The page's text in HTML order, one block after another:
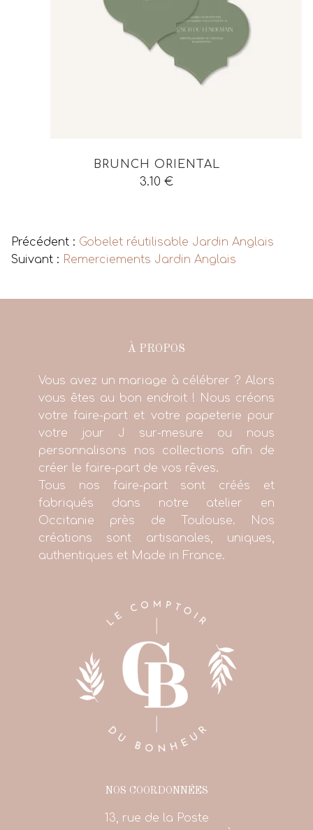
BRUNCH ORIENTAL
3.10 €
Précédent : Gobelet réutilisable Jardin Anglais
Suivant : Remerciements Jardin Anglais
À PROPOS
Vous avez un mariage à célébrer ? Alors
vous êtes au bon endroit ! Nous créons
votre faire-part et votre papeterie pour
votre jour J sur-mesure ou nous
personnalisons nos collections afin de
créer le faire-part de vos rêves.
Tous nos faire-part sont créés et
fabriqués dans notre atelier en
Occitanie près de Toulouse. Nos
créations sont artisanales, uniques,
authentiques et Made in France.
NOS COORDONNÉES
13, rue de la Poste